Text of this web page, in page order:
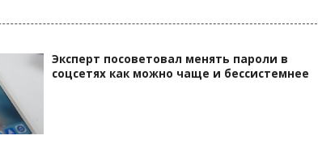
Эксперт посоветовал менять пароли в
соцсетях как можно чаще и бессистемнее